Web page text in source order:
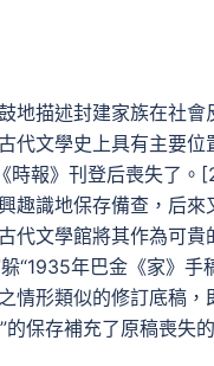
地描述封建家族在社會
代文學史上具有主要位
時報》刊登后喪失了。
趣識地保存備查，后來
代文學館將其作為可貴
“1935年巴金《家》手
情形類似的修訂底稿
的保存補充了原稿喪失